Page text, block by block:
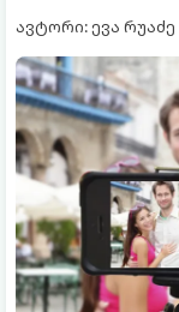
ავტორი: ევა რუაძე